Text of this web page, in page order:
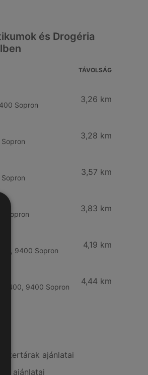
és Drogéria
TÁVOLSÁG
Sopron
3,26 km
3,28 km
3,57 km
Sopron
3,83 km
9400 Sopron
4,19 km
9400, 9400 Sopron
4,44 km
ajánlatai
ajánlatai